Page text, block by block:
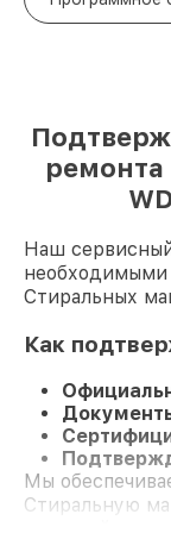
Наш
необходимыми
Стиральных
Как
Мы
Стиральную